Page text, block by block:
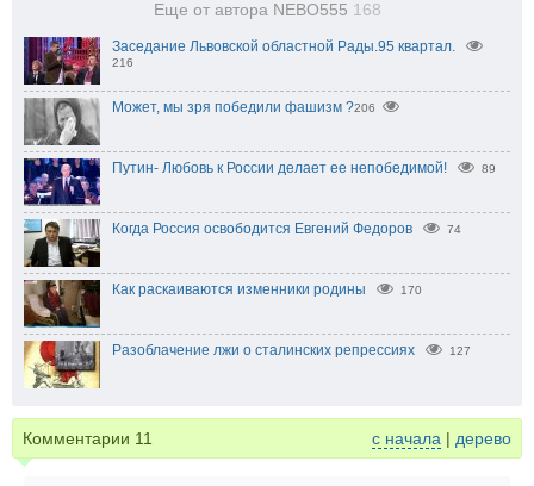
Еще от автора NEBO555 168
Заседание Львовской областной Рады.95 квартал.
216
206
Путин- Любовь к России делает ее непобедимой! 89
Когда Россия освободится Евгений Федоров 74
Как раскаиваются изменники родины 170
Разоблачение лжи о сталинских репрессиях 127
Комментарии 11 с начала | дерево